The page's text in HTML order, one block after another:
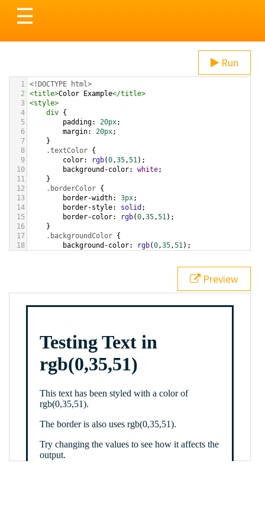
Toggle
navigation
☰
Run
1 <!DOCTYPE html>
2
<title>Color Example</title>
3 <style>
4
div {
5
padding: 20px;
6
margin: 20px;
7
}
8
.textColor {
9
color: rgb(0,35,51);
10
background-color: white;
11
}
12
.borderColor {
13
border-width: 3px;
14
border-style: solid ;
15
border-color: rgb(0,35,51);
16
}
17
.backgroundColor {
18
background-color: rgb(0,35,51);
bottom ,
white, rgb(0,35,51));
div class="textColor borderColor"
< h1>Testing Text in rgb(0,35,51)
Preview